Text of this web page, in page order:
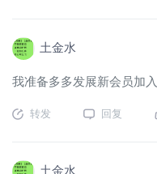
土金水
我准备多多发展新会员加
转发 回复
土金水